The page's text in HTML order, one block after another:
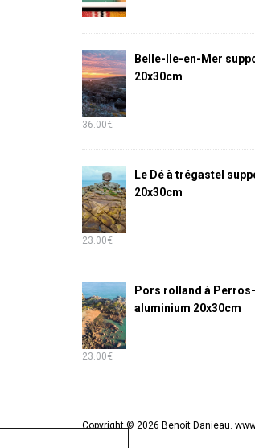
Belle-Ile-en-Mer
20x30cm
36.00€
Le Dé à trégastel
20x30cm
23.00€
Pors rolland à
aluminium 20x30cm
23.00€
Copyright © 2026 Benoit Danieau.